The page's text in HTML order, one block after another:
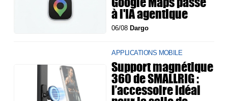
à l'IA agentique
06/08 Dargo
APPLICATIONS MOBILE
Support magnétique
360 de SMALLRIG :
l’accessoire idéal